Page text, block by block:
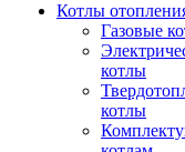
Котлы
Газовые
котлы
котлы